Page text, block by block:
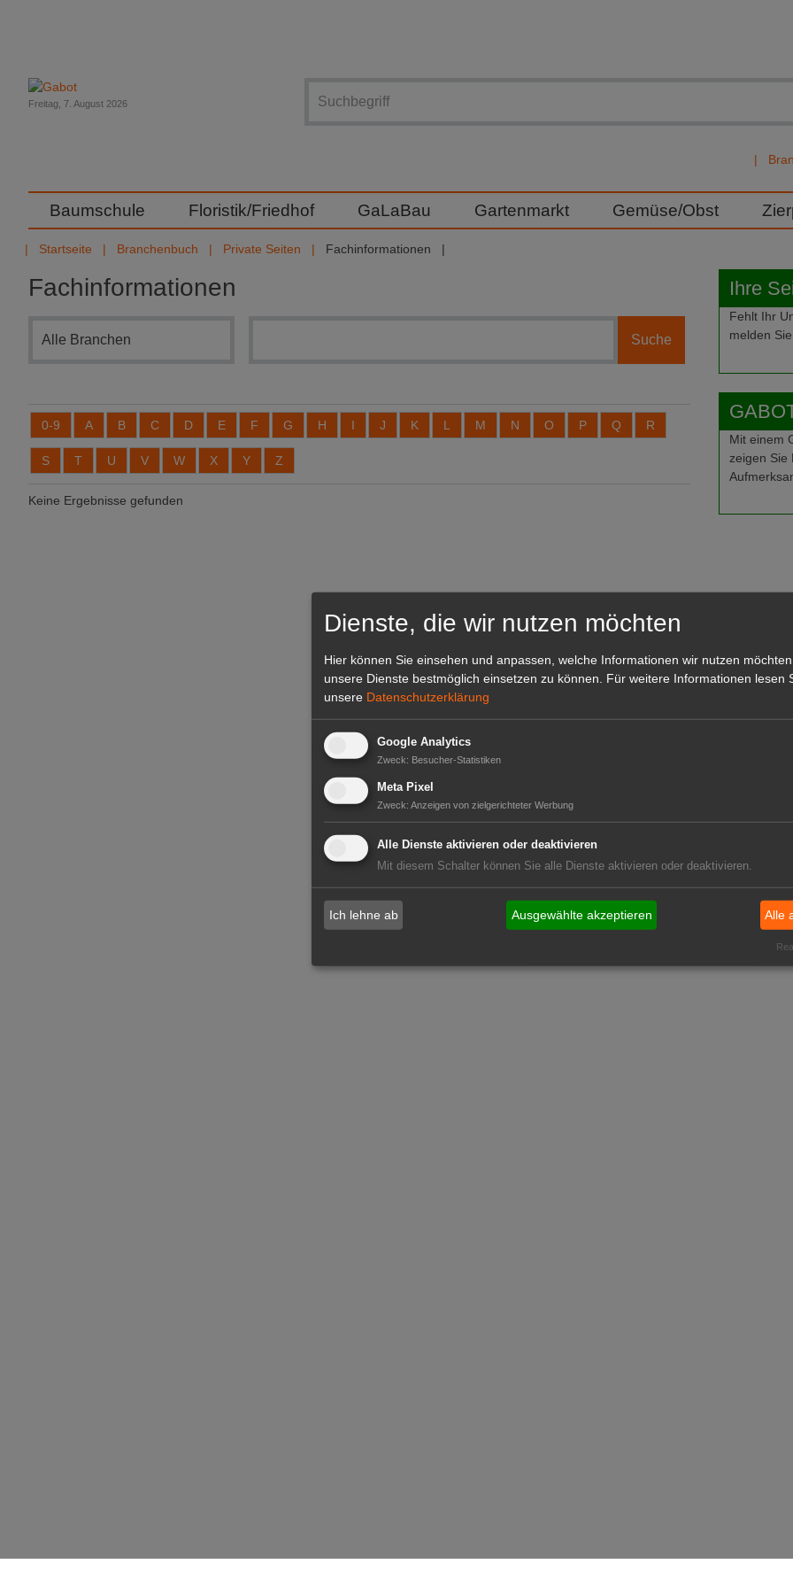
Freitag, 7. August 2026
Baumschule Floristik/Friedhof GaLaBau Gartenmarkt Gemüse/Obst
Startseite Branchenbuch Private Seiten Fachinformationen
Fachinformationen
0-9 A B C D E F G H I J K L M N O P Q R
S T U V W X Y Z
Keine Ergebnisse gefunden
Ihre
Fehlt Ihr
melden
Mit einem
zeigen Sie
Dienste, die wir nutzen möchten
Hier können Sie einsehen und anpassen, welche Informationen wir nutzen
unsere Dienste bestmöglich einsetzen zu können.
Für weitere Informationen lesen
unsere Datenschutzerklärung
Google Analytics
Zweck: Besucher-Statistiken
Meta Pixel
Zweck: Anzeigen von zielgerichteter Werbung
Alle Dienste aktivieren oder deaktivieren
Mit diesem Schalter können Sie alle Dienste aktivieren oder deaktivieren.
Ich lehne ab Ausgewählte akzeptieren Alle